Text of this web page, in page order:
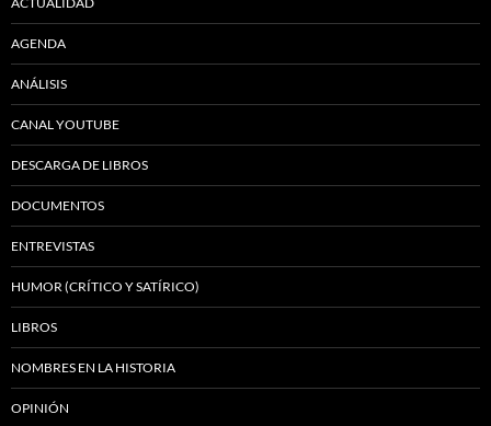
AGENDA
ANÁLISIS
CANAL YOUTUBE
DESCARGA DE LIBROS
DOCUMENTOS
ENTREVISTAS
HUMOR (CRÍTICO Y SATÍRICO)
LIBROS
NOMBRES EN LA HISTORIA
OPINIÓN